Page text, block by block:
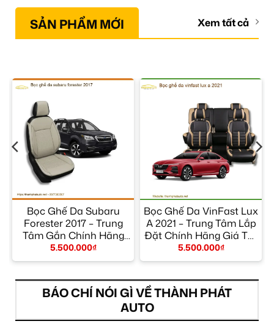
SẢN PHẨM MỚI Xem tất cả
Bọc Ghế Da Subaru
Forester 2017 – Trung
Tâm Gắn Chính Hãng
Giá Tốt TPHCM
5.500.000₫
Bọc Ghế Da VinFast Lux
A 2021 – Trung Tâm Lắp
Đặt Chính Hãng Giá Tốt
TPHCM
5.500.000₫
BÁO CHÍ NÓI GÌ VỀ THÀNH PHÁT
AUTO